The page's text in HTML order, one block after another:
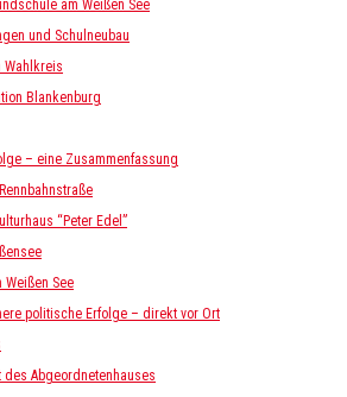
am Weißen See
und Schulneubau
Wahlkreis
Blankenburg
– eine Zusammenfassung
“Peter Edel”
Weißen See
politische Erfolge – direkt vor Ort
Abgeordnetenhauses